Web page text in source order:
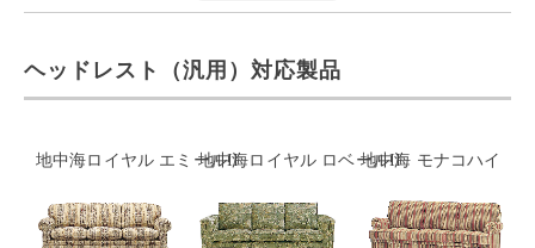
ヘッドレスト（汎用）対応製品
地中海ロイヤル エミールII地中海ロイヤル ロベールII地中海 モナコハイ